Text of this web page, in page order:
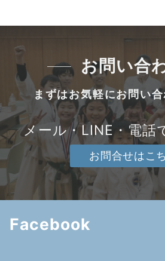
お問い合
まずはお気軽にお問い
メール・LINE・電話
お問合せはこ
Facebook